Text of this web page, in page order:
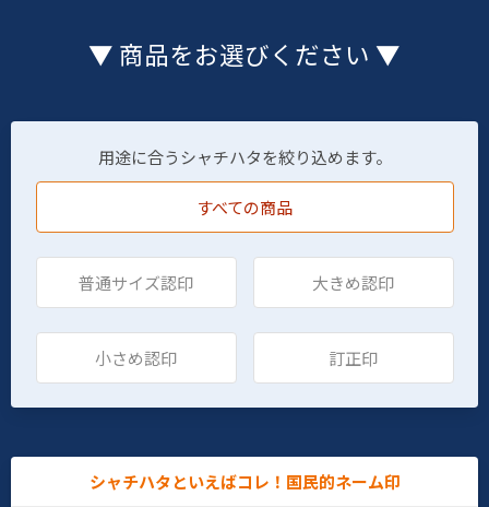
▼ 商品をお選びください ▼
用途に合うシャチハタを絞り込めます。
すべての商品
普通サイズ認印 大きめ認印
小さめ認印 訂正印
シャチハタといえばコレ！国民的ネーム印